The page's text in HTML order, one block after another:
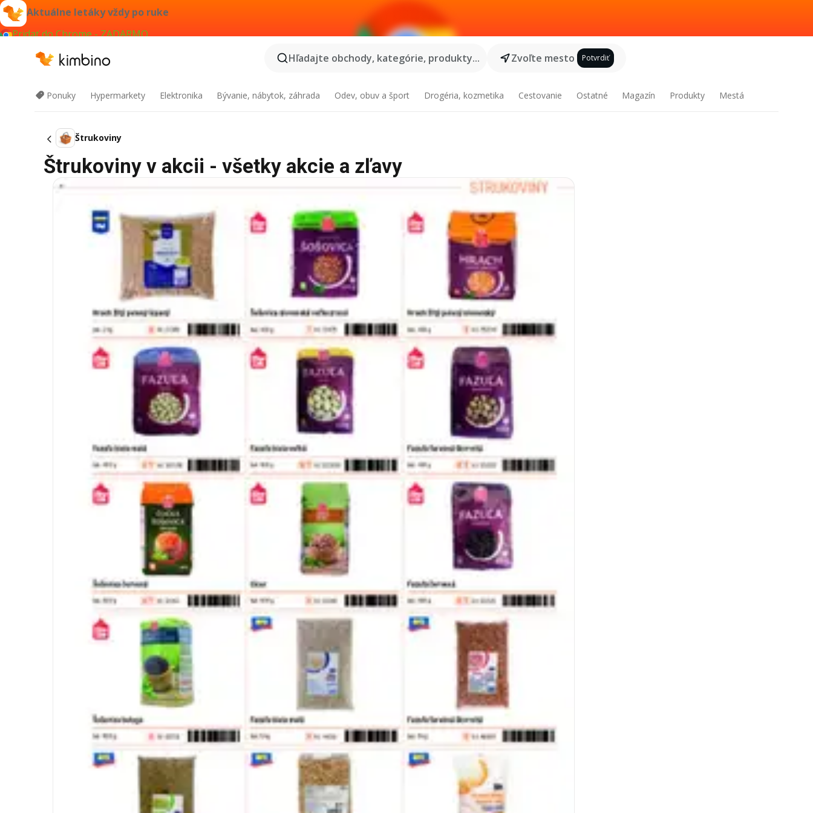
Aktuálne letáky vždy po ruke
Pridať do Chrome - ZADARMO
Hľadajte obchody, kategórie, produkty...
Zvoľte mesto Potvrdiť
Ponuky Hypermarkety Elektronika Bývanie, nábytok, záhrada Odev, obuv a šport Drogéria, kozmetika Cestovanie Ostatné Magazín Produkty Mestá
Štrukoviny
Štrukoviny v akcii - všetky akcie a zľavy